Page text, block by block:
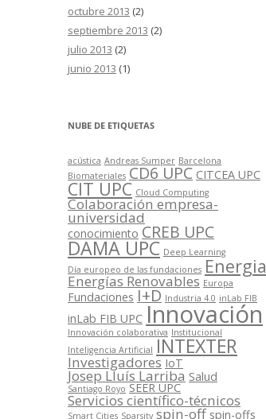
octubre 2013 (2)
septiembre 2013 (2)
julio 2013 (2)
junio 2013 (1)
NUBE DE ETIQUETAS
acústica Andreas Sumper Barcelona
Biomateriales CD6 UPC CITCEA UPC
CIT UPC Cloud Computing
Colaboración empresa-
universidad
conocimiento CREB UPC
DAMA UPC Deep Learning
Día europeo de las fundaciones Energia
Energías Renovables Europa
Fundaciones I+D Industria 4.0 inLab FIB
inLab FIB UPC Innovación
Innovación colaborativa Institucional
Inteligencia Artificial INTEXTER
Investigadores IoT
Josep Lluís Larriba Salud
Santiago Royo SEER UPC
Servicios científico-técnicos
Smart Cities Sparsity spin-off spin-offs